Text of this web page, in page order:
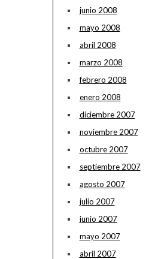
junio 2008
mayo 2008
abril 2008
marzo 2008
febrero 2008
enero 2008
diciembre 2007
noviembre 2007
octubre 2007
septiembre 2007
agosto 2007
julio 2007
junio 2007
mayo 2007
abril 2007